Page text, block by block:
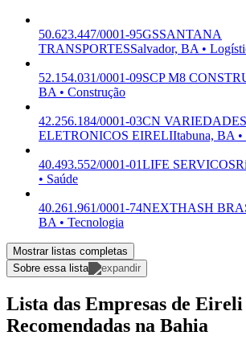
50.623.447/0001-95GSSANTANA
TRANSPORTESSalvador, BA •
52.154.031/0001-09SCP M8
BA • Construção
42.256.184/0001-03CN
ELETRONICOS EIRELIItabuna, BA •
40.493.552/0001-01LIFE SERVICOS
• Saúde
40.261.961/0001-74NEXTHASH
BA • Tecnologia
Mostrar listas completas
Sobre essa lista
Lista das Empresas de Eireli
Recomendadas na Bahia